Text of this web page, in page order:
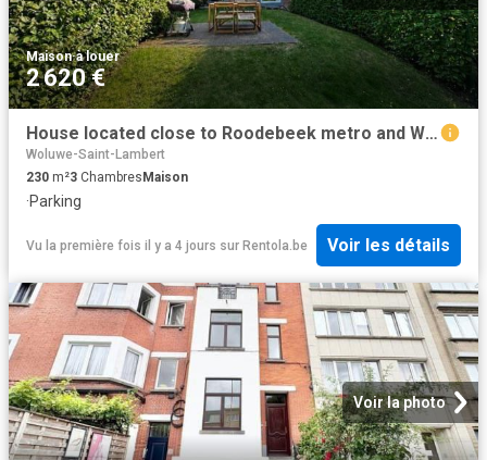
Maison·à louer
2 620 €
House located close to Roodebeek metro and Woluwe Shopping !
Woluwe-Saint-Lambert
230 m²3 Chambres Maison
·Parking
Vu la première fois il y a 4 jours sur Rentola.be Voir les détails
Voir la photo